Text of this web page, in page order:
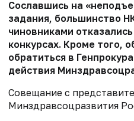
Сославшись на
задания, большинство
чиновниками
конкурсах. Кроме того,
обратиться в
действия
Совещание с
Минздравсоцразвития